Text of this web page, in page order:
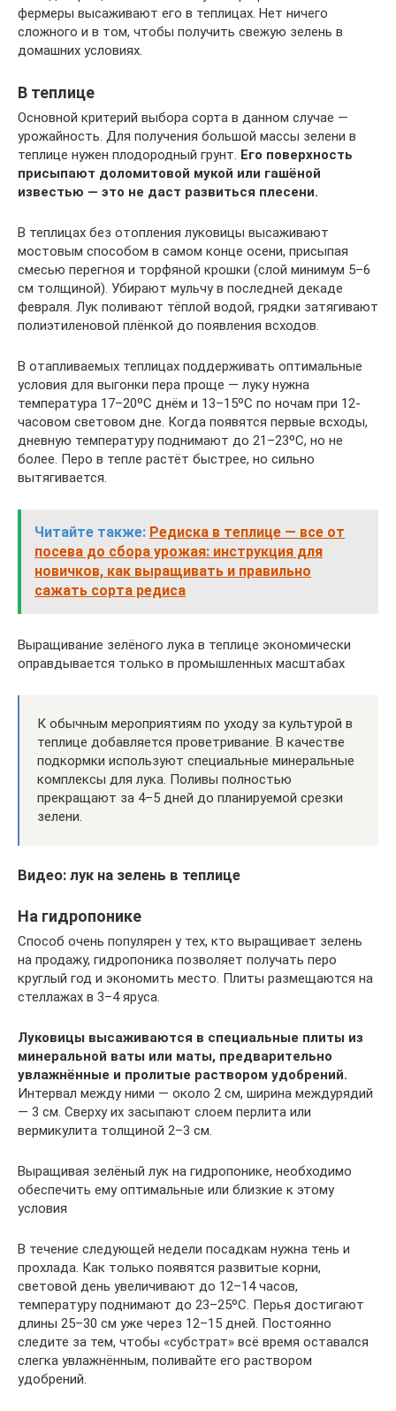
фермеры высаживают его в теплицах. Нет ничего
сложного и в том, чтобы получить свежую зелень в
домашних условиях.
В теплице
Основной критерий выбора сорта в данном случае —
урожайность. Для получения большой массы зелени в
теплице нужен плодородный грунт. Его поверхность
присыпают доломитовой мукой или гашёной
известью — это не даст развиться плесени.
В теплицах без отопления луковицы высаживают
мостовым способом в самом конце осени, присыпая
смесью перегноя и торфяной крошки (слой минимум 5–6
см толщиной). Убирают мульчу в последней декаде
февраля. Лук поливают тёплой водой, грядки затягивают
полиэтиленовой плёнкой до появления всходов.
В отапливаемых теплицах поддерживать оптимальные
условия для выгонки пера проще — луку нужна
температура 17–20ºС днём и 13–15ºС по ночам при 12-
часовом световом дне. Когда появятся первые всходы,
дневную температуру поднимают до 21–23ºС, но не
более. Перо в тепле растёт быстрее, но сильно
вытягивается.
Читайте также: Редиска в теплице — все от
посева до сбора урожая: инструкция для
новичков, как выращивать и правильно
сажать сорта редиса
Выращивание зелёного лука в теплице экономически
оправдывается только в промышленных масштабах
К обычным мероприятиям по уходу за культурой в
теплице добавляется проветривание. В качестве
подкормки используют специальные минеральные
комплексы для лука. Поливы полностью
прекращают за 4–5 дней до планируемой срезки
зелени.
Видео: лук на зелень в теплице
На гидропонике
Способ очень популярен у тех, кто выращивает зелень
на продажу, гидропоника позволяет получать перо
круглый год и экономить место. Плиты размещаются на
стеллажах в 3–4 яруса.
Луковицы высаживаются в специальные плиты из
минеральной ваты или маты, предварительно
увлажнённые и пролитые раствором удобрений.
Интервал между ними — около 2 см, ширина междурядий
— 3 см. Сверху их засыпают слоем перлита или
вермикулита толщиной 2–3 см.
Выращивая зелёный лук на гидропонике, необходимо
обеспечить ему оптимальные или близкие к этому
условия
В течение следующей недели посадкам нужна тень и
прохлада. Как только появятся развитые корни,
световой день увеличивают до 12–14 часов,
температуру поднимают до 23–25ºС. Перья достигают
длины 25–30 см уже через 12–15 дней. Постоянно
следите за тем, чтобы «субстрат» всё время оставался
слегка увлажнённым, поливайте его раствором
удобрений.